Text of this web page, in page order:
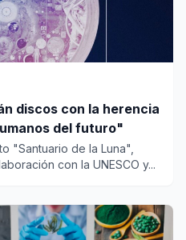
discos con la herencia
del futuro"
"Santuario de la Luna",
con la UNESCO y...